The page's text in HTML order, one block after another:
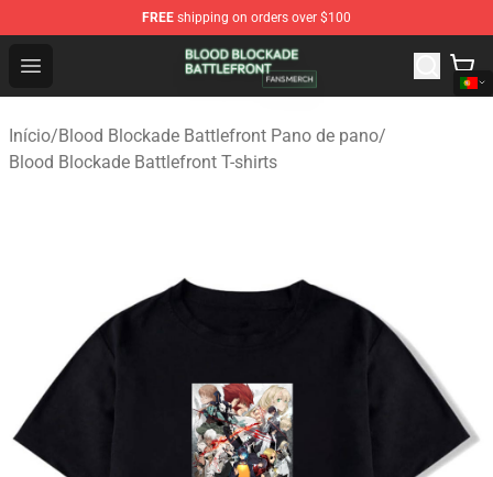
FREE shipping on orders over $100
Open menu
Blood Blockade Battlefront Shop - Official Blood
Início/Blood Blockade Battlefront Pano de pano/
Blood Blockade Battlefront T-shirts